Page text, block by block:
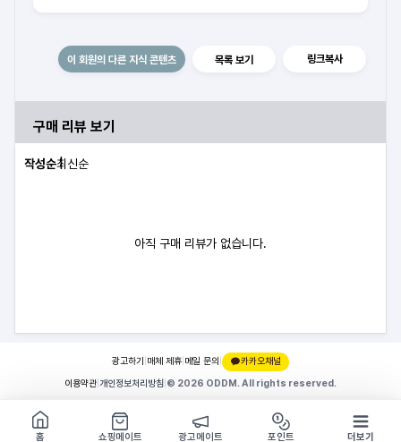
이 회원의 다른 지식 콘텐츠 목록 보기 링크복사
구매 리뷰 보기
작성순최신순
아직 구매 리뷰가 없습니다.
광고하기 매체 제휴 메일 문의 |
카카오채널
이용약관 개인정보처리방침 © 2026 ODDM. All rights reserved.
쇼핑몰 구경하기
방문시 1G
홈
쇼핑메이트 광고메이트 포인트 더보기